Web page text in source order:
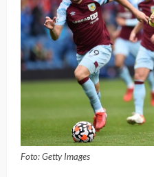
Foto: Getty Images